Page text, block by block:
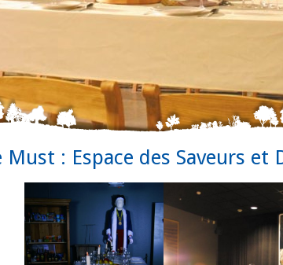
Must : Espace des Saveurs et